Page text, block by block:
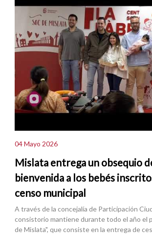
04 Mayo 2026
Mislata entrega un obsequio
bienvenida a los bebés
censo municipal
A través de la concejalía de Participación
consistorio mantiene durante todo el año el
de Mislata", que consiste en la entrega de